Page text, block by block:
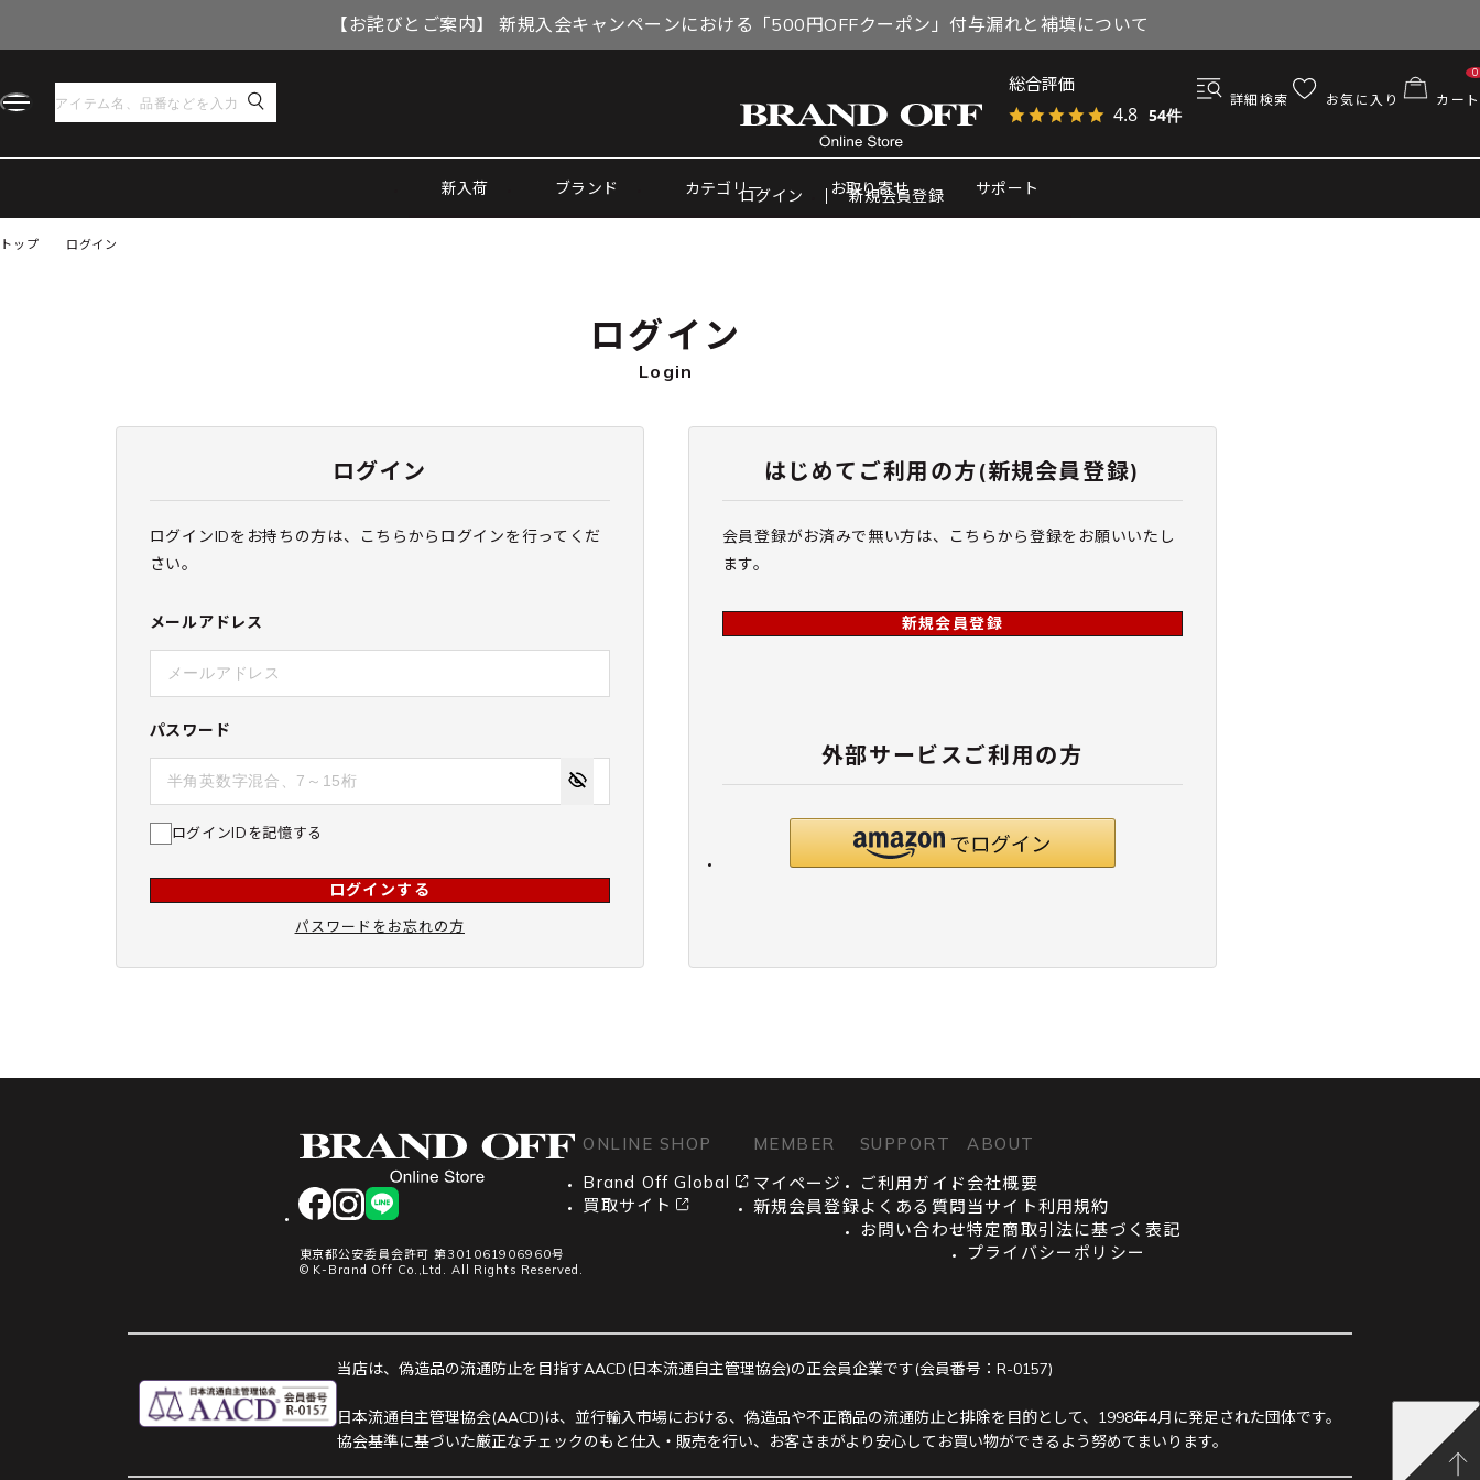
【お詫びとご案内】 新規入会キャンペーンにおける「500円OFFクーポン」付与漏れと補填について
総合評価
4.8 54件
詳細検索 お気に入り カート
0
新入荷 ブランド カテゴリー お取り寄せ サポート
ログイン 新規会員登録
トップ ログイン
ログイン
Login
ログイン
ログインIDをお持ちの方は、こちらからログインを行ってくだ
さい。
メールアドレス
パスワード
ログインIDを記憶する
ログインする
パスワードをお忘れの方
はじめてご利用の方(新規会員登録)
会員登録がお済みで無い方は、こちらから登録をお願いいたし
ます。
新規会員登録
外部サービスご利用の方
facebookinstagram
LINE
東京都公安委員会許可 第301061906960号
© K-Brand Off Co.,Ltd. All Rights Reserved.
ONLINE SHOP
Brand Off Global
買取サイト
MEMBER
マイページ
新規会員登録
SUPPORT
ご利用ガイド
よくある質問
お問い合わせ
ABOUT
会社概要
当サイト利用規約
特定商取引法に基づく表記
プライバシーポリシー
当店は、偽造品の流通防止を目指すAACD(日本流通自主管理協会)の正会員企業です(会員番号：R-0157)
日本流通自主管理協会(AACD)は、並行輸入市場における、偽造品や不正商品の流通防止と排除を目的として、1998年4月に発足された団体です。
協会基準に基づいた厳正なチェックのもと仕入・販売を行い、お客さまがより安心してお買い物ができるよう努めてまいります。